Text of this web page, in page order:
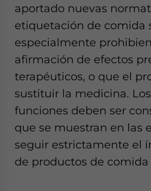
aportado nuevas
etiquetación de comida
especialmente
afirmación de efectos
terapéuticos, o que el
sustituir la medicina.
funciones deben ser
que se muestran en las
seguir estrictamente el
de productos de comida